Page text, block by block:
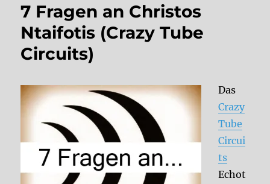
7 Fragen an Christos
Ntaifotis (Crazy Tube
Circuits)
Das
Crazy
Tube
Circui
ts
Echot